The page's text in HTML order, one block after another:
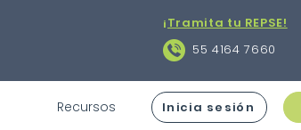
¡Tramita tu REPSE!
55 4164 7660
Recursos Inicia sesión